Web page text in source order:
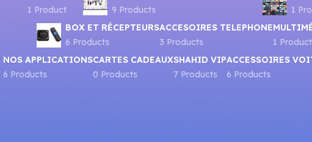
1 Product
9 Products
1
BOX ET RÉCEPTEURS
6 Products
ACCESOIRES TELEPHONE
3 Products
1 Product
NOS APPLICATIONS
6 Products
CARTES CADEAUX
0 Products
SHAHID VIP
7 Products
ACCESSOIRES
6 Products